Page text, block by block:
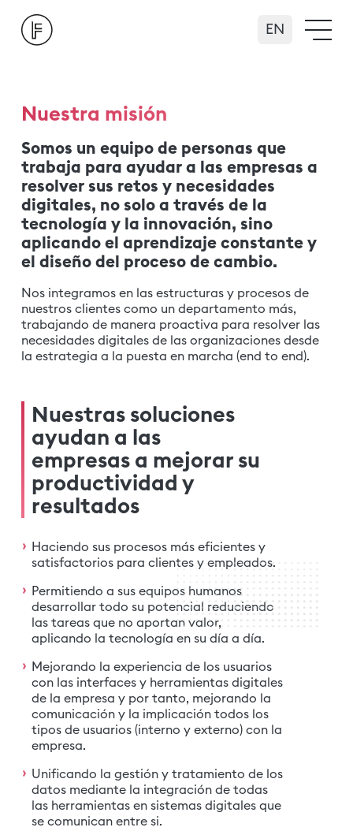
English
Nuestra misión
Somos un equipo de personas que
trabaja para ayudar a las empresas a
resolver sus retos y necesidades
digitales, no solo a través de la
tecnología y la innovación, sino
aplicando el aprendizaje constante y
el diseño del proceso de cambio.
Nos integramos en las estructuras y procesos de
nuestros clientes como un departamento más,
trabajando de manera proactiva para resolver las
necesidades digitales de las organizaciones desde
la estrategia a la puesta en marcha (end to end).
Nuestras soluciones
ayudan a las
empresas a mejorar su
productividad y
resultados
Haciendo sus procesos más eficientes y
satisfactorios para clientes y empleados.
Permitiendo a sus equipos humanos
desarrollar todo su potencial reduciendo
las tareas que no aportan valor,
aplicando la tecnología en su día a día.
Mejorando la experiencia de los usuarios
con las interfaces y herramientas digitales
de la empresa y por tanto, mejorando la
comunicación y la implicación todos los
tipos de usuarios (interno y externo) con la
empresa.
Unificando la gestión y tratamiento de los
datos mediante la integración de todas
las herramientas en sistemas digitales que
se comunican entre si.